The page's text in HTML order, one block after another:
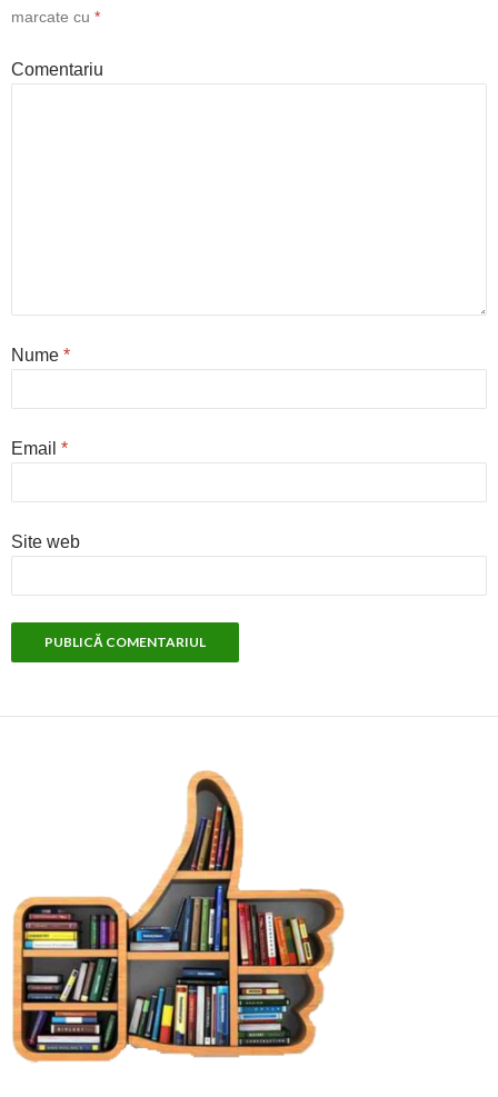
marcate cu *
Comentariu
Nume *
Email *
Site web